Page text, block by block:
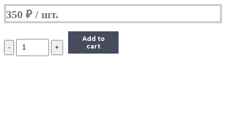
350 ₽
Количество
Дозирующее
Add to
cart